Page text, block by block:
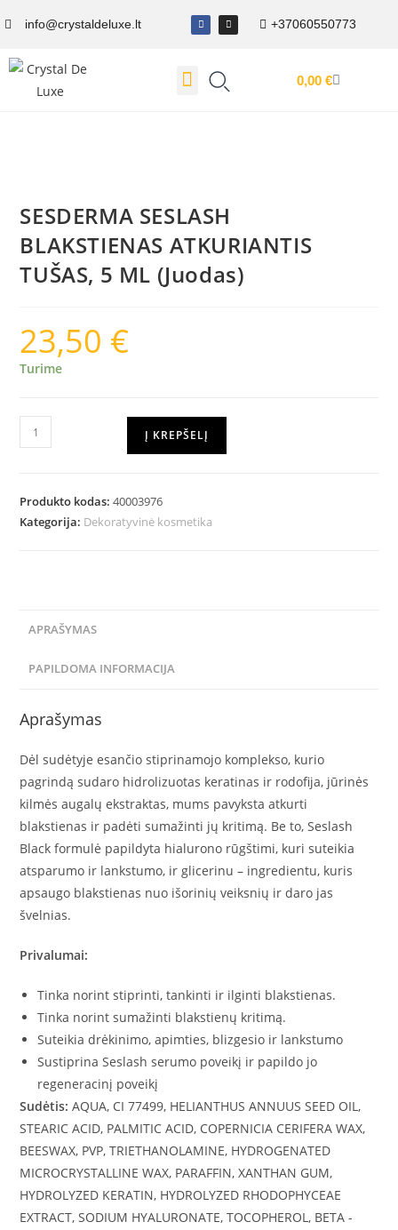
info@crystaldeluxe.lt +37060550773
0,00 €
SESDERMA SESLASH
BLAKSTIENAS ATKURIANTIS
TUŠAS, 5 ML (Juodas)
23,50 €
Turime
Į KREPŠELĮ
Produkto kodas:40003976
Kategorija: Dekoratyvinė kosmetika
APRAŠYMAS
PAPILDOMA INFORMACIJA
Aprašymas
Dėl sudėtyje esančio stiprinamojo komplekso, kurio
pagrindą sudaro hidrolizuotas keratinas ir rodofija, jūrinės
kilmės augalų ekstraktas, mums pavyksta atkurti
blakstienas ir padėti sumažinti jų kritimą. Be to, Seslash
Black formulė papildyta hialurono rūgštimi, kuri suteikia
atsparumo ir lankstumo, ir glicerinu – ingredientu, kuris
apsaugo blakstienas nuo išorinių veiksnių ir daro jas
švelnias.
Privalumai:
Tinka norint stiprinti, tankinti ir ilginti blakstienas.
Tinka norint sumažinti blakstienų kritimą.
Suteikia drėkinimo, apimties, blizgesio ir lankstumo
Sustiprina Seslash serumo poveikį ir papildo jo
regeneracinį poveikį
Sudėtis:AQUA, CI 77499, HELIANTHUS ANNUUS SEED OIL,
STEARIC ACID, PALMITIC ACID, COPERNICIA CERIFERA WAX,
BEESWAX, PVP, TRIETHANOLAMINE, HYDROGENATED
MICROCRYSTALLINE WAX, PARAFFIN, XANTHAN GUM,
HYDROLYZED KERATIN, HYDROLYZED RHODOPHYCEAE
EXTRACT, SODIUM HYALURONATE, TOCOPHEROL, BETA -